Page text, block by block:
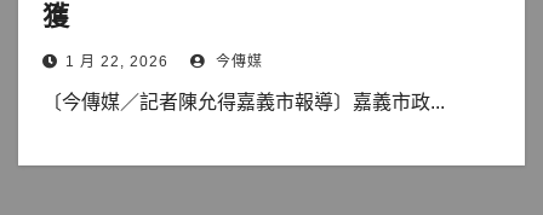
獲
1 月 22, 2026 今傳媒
〔今傳媒／記者陳允得嘉義市報導〕嘉義市政...